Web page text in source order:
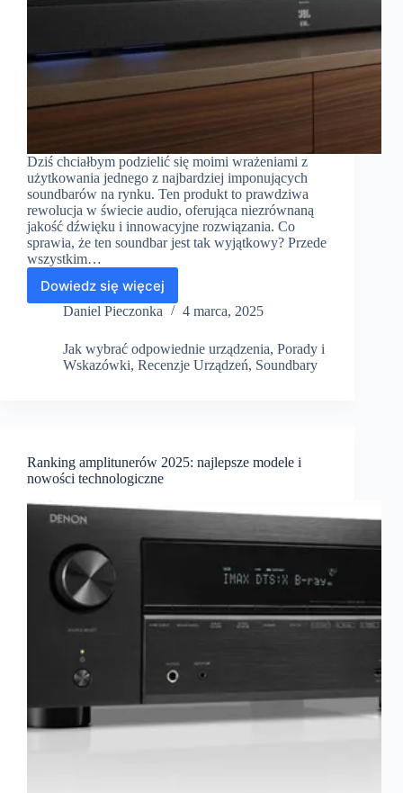
Dziś chciałbym podzielić się moimi wrażeniami z
użytkowania jednego z najbardziej imponujących
soundbarów na rynku. Ten produkt to prawdziwa
rewolucja w świecie audio, oferująca niezrównaną
jakość dźwięku i innowacyjne rozwiązania. Co
sprawia, że ten soundbar jest tak wyjątkowy? Przede
wszystkim…
Dowiedz się więcej
Recenzja
JBL
1300
–
Daniel Pieczonka 4 marca, 2025
Jak wybrać odpowiednie urządzenia, Porady i
Wskazówki, Recenzje Urządzeń, Soundbary
Ranking amplitunerów 2025: najlepsze modele i
nowości technologiczne